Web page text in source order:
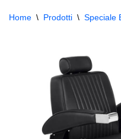
Home \ Prodotti \ Speciale